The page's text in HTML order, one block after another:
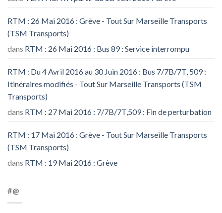
RTM : 26 Mai 2016 : Grève - Tout Sur Marseille Transports
(TSM Transports)
dans RTM : 26 Mai 2016 : Bus 89 : Service interrompu
RTM : Du 4 Avril 2016 au 30 Juin 2016 : Bus 7/7B/7T, 509 :
Itinéraires modifiés - Tout Sur Marseille Transports (TSM
Transports)
dans RTM : 27 Mai 2016 : 7/7B/7T,509 : Fin de perturbation
RTM : 17 Mai 2016 : Grève - Tout Sur Marseille Transports
(TSM Transports)
dans RTM : 19 Mai 2016 : Grève
#@